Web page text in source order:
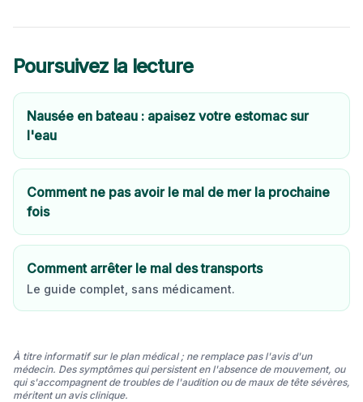
Poursuivez la lecture
Nausée en bateau : apaisez votre estomac sur
l'eau
Comment ne pas avoir le mal de mer la prochaine
fois
Comment arrêter le mal des transports
Le guide complet, sans médicament.
À titre informatif sur le plan médical ; ne remplace pas l'avis d'un
médecin. Des symptômes qui persistent en l'absence de mouvement, ou
qui s'accompagnent de troubles de l'audition ou de maux de tête sévères,
méritent un avis clinique.